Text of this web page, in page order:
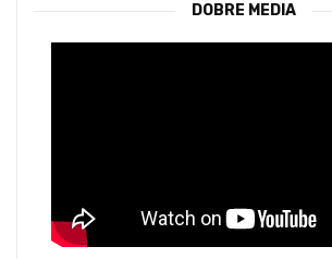
DOBRE MEDIA